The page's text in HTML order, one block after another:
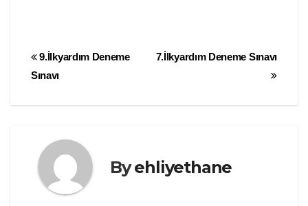
Yazı
7.İlkyardım Deneme Sınavı
9.İlkyardım Deneme
Sınavı
Byehliyethane